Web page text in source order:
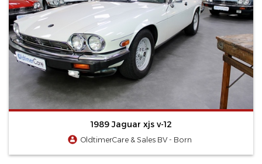
1989 Jaguar xjs v-12
OldtimerCare & Sales BV - Born